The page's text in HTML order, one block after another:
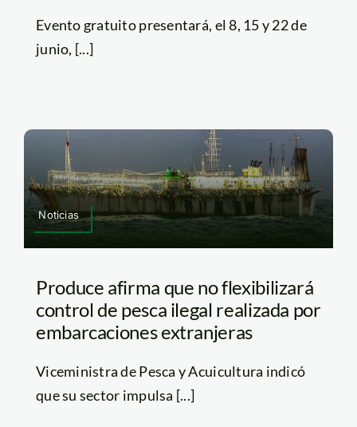
Evento gratuito presentará, el 8, 15 y 22 de
junio, [...]
Noticias
Produce afirma que no flexibilizará
control de pesca ilegal realizada por
embarcaciones extranjeras
Viceministra de Pesca y Acuicultura indicó
que su sector impulsa [...]